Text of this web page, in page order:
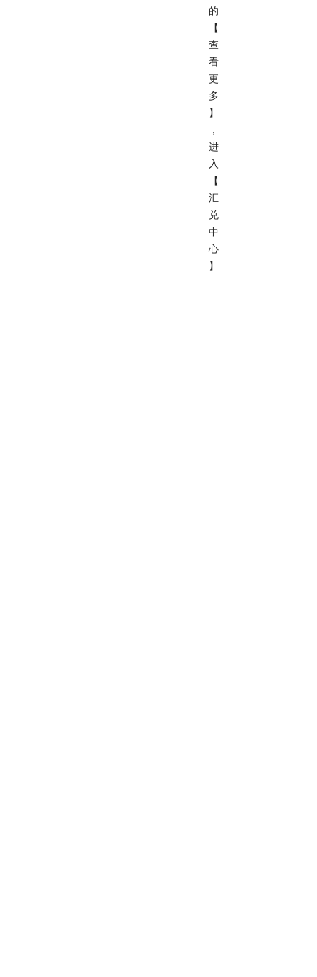
的
【
查
看
更
多
】
，
进
入
【
汇
兑
中
心
】